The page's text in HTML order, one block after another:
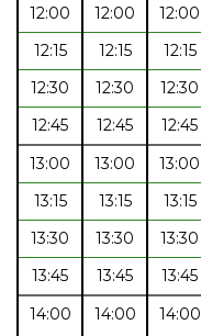
12:00
12:00 12:00
12:15
12:15 12:15
12:30
12:30 12:30
12:45
12:45 12:45
13:00
13:00 13:00
13:15
13:15 13:15
13:30
13:30 13:30
13:45
13:45 13:45
14:00
14:00 14:00